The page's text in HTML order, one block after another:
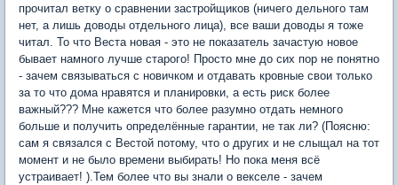
прочитал ветку о сравнении застройщиков (ничего дельного там
нет, а лишь доводы отдельного лица), все ваши доводы я тоже
читал. То что Веста новая - это не показатель зачастую новое
бывает намного лучше старого! Просто мне до сих пор не понятно
- зачем связываться с новичком и отдавать кровные свои только
за то что дома нравятся и планировки, а есть риск более
важный??? Мне кажется что более разумно отдать немного
больше и получить определённые гарантии, не так ли? (Поясню:
сам я связался с Вестой потому, что о других и не слыщал на тот
момент и не было времени выбирать! Но пока меня всё
устраивает! ).Тем более что вы знали о векселе - зачем